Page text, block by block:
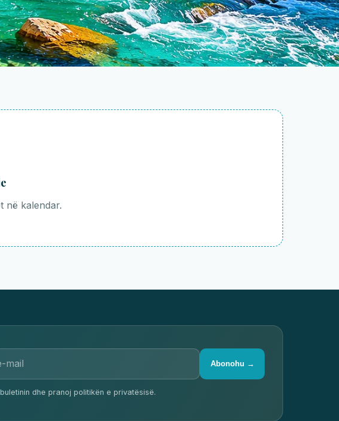
në kalendar.
Abonohu →
dhe pranoj politikën e privatësisë.